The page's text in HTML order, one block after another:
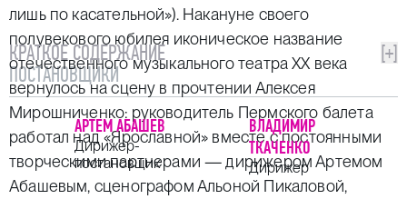
лишь по касательной»). Накануне своего
полувекового юбилея иконическое название
отечественного музыкального театра ХХ века
вернулось на сцену в прочтении Алексея
Мирошниченко: руководитель Пермского балета
работал над «Ярославной» вместе с постоянными
творческими партнерами — дирижером Артемом
Абашевым, сценографом Альоной Пикаловой,
КРАТКОЕ СОДЕРЖАНИЕ
[+]
ПОСТАНОВЩИКИ
АРТЕМ АБАШЕВ
Дирижер-
постановщик
ВЛАДИМИР
ТКАЧЕНКО
Дирижер